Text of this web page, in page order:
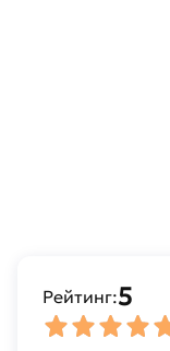
Рейтинг:5